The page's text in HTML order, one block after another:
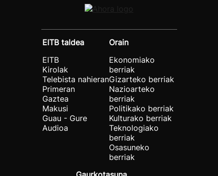
EITB taldea
EITB
Kirolak
Telebista nahieran
Primeran
Gaztea
Makusi
Guau - Gure
Audioa
Orain
Ekonomiako
berriak
Gizarteko berriak
Nazioarteko
berriak
Politikako berriak
Kulturako berriak
Teknologiako
berriak
Osasuneko
berriak